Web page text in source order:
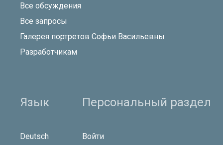
Все обсуждения
Все запросы
Галерея портретов Софьи Васильевны
Разработчикам
Язык
Deutsch
Персональный раздел
Войти